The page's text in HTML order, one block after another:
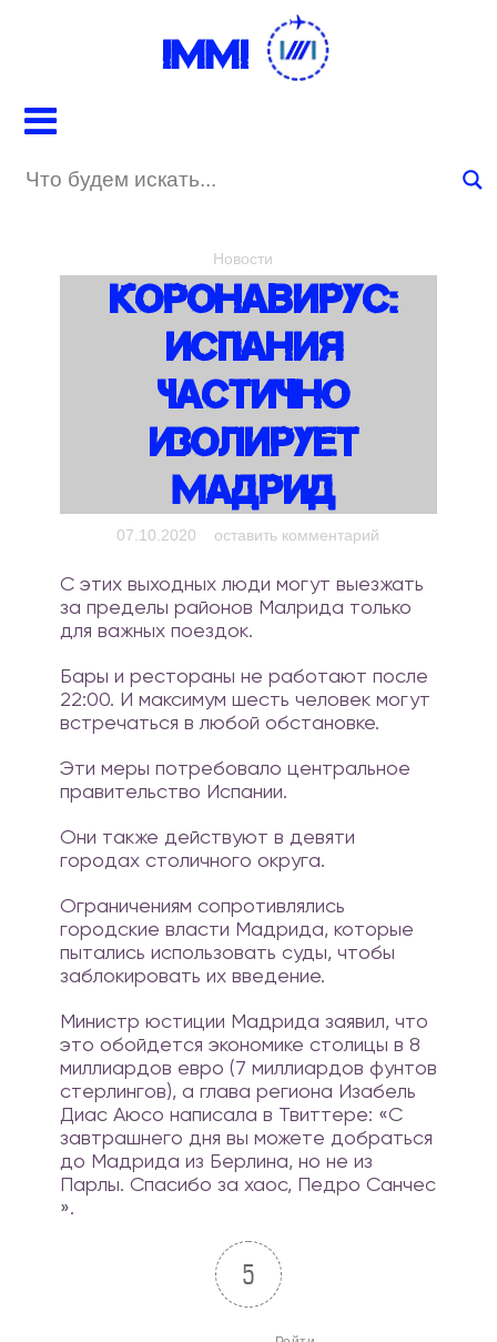
IMMI
Новости
Коронавирус:
Испания
Частично
Изолирует
Мадрид
07.10.2020 оставить комментарий
Испания
частично
Мадрид
С этих выходных люди могут выезжать
за пределы районов Малрида только
для важных поездок.
Бары и рестораны не работают после
22:00. И максимум шесть человек могут
встречаться в любой обстановке.
Эти меры потребовало центральное
правительство Испании.
Они также действуют в девяти
городах столичного округа.
Ограничениям сопротивлялись
городские власти Мадрида, которые
пытались использовать суды, чтобы
заблокировать их введение.
Министр юстиции Мадрида заявил, что
это обойдется экономике столицы в 8
миллиардов евро (7 миллиардов фунтов
стерлингов), а глава региона Изабель
Диас Аюсо написала в Твиттере: «С
завтрашнего дня вы можете добраться
до Мадрида из Берлина, но не из
Парлы. Спасибо за хаос, Педро Санчес
».
5